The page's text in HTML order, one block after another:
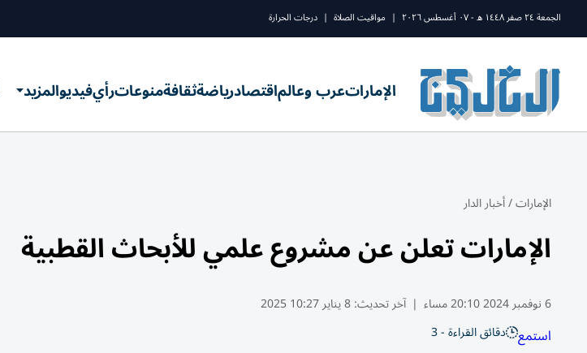
الجمعة ٢٤ صفر ١٤٤٨ ه - ٠٧ أغسطس ٢٠٢٦ | مواقيت الصلاة | درجات الحرارة
الإماراتعرب وعالماقتصادرياضةثقافةمنوعاترأيفيديوالمزيد
الإمارات/أخبار الدار
الإمارات تعلن عن مشروع علمي للأبحاث القطبية
6 نوفمبر 2024 20:10 مساء | آخر تحديث:8 يناير 10:27 2025
استمع دقائق القراءة - 3